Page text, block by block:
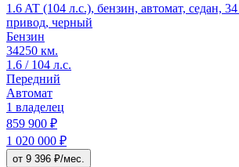
1.6 AT (104 л.с.), бензин, автомат, седан,
привод, черный
Бензин
34250 км.
1.6 / 104 л.с.
Передний
Автомат
1 владелец
859 900 ₽
1 020 000 ₽
от 9 396 ₽/мес.